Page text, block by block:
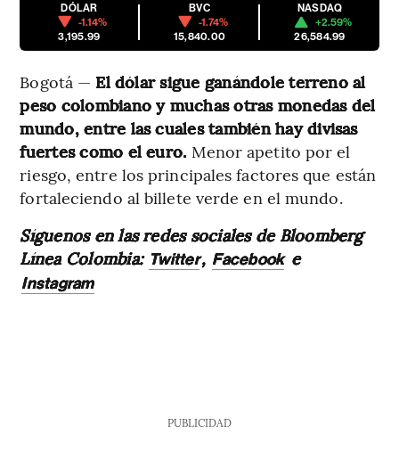
DÓLAR
-1.14%
3,195.99
BVC
-1.74%
15,840.00
NASDAQ
+2.59%
26,584.99
Bogotá — El dólar sigue ganándole terreno al
peso colombiano y muchas otras monedas del
mundo, entre las cuales también hay divisas
fuertes como el euro. Menor apetito por el
riesgo, entre los principales factores que están
fortaleciendo al billete verde en el mundo.
Síguenos en las redes sociales de Bloomberg
Línea Colombia: Twitter, Facebook e
Instagram
PUBLICIDAD